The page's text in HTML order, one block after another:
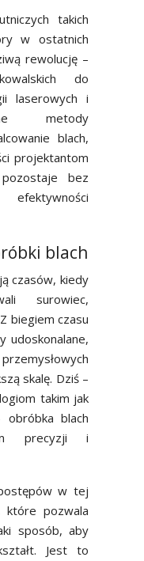
takich
w ostatnich
rewolucję –
do
laserowych i
metody
blach,
projektantom
bez
blach
czasów, kiedy
surowiec,
biegiem czasu
udoskonalane,
skalę. Dziś –
takim jak
blach
precyzji i
w tej
które pozwala
sposób, aby
Jest to